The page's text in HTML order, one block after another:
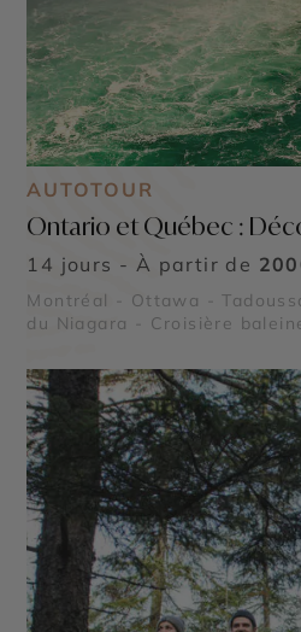
AUTOTOUR
Ontario et Québec :
14 jours - À partir de
Montréal - Ottawa -
du Niagara - Croisière
national Mauricie - Le Lac
Jean - Parc national de la
national des Monts Valin -
Mastigouche - Reserve
Lac Sacacomie - Chute